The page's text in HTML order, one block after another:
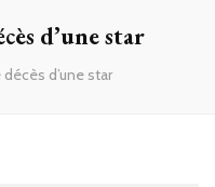
d’une star
d’une star